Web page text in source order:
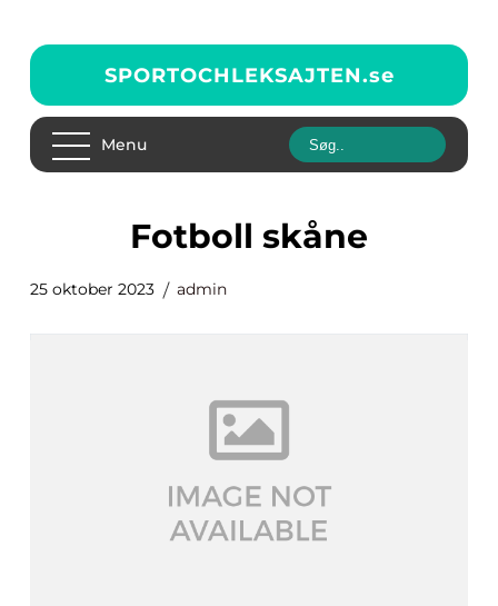
SPORTOCHLEKSAJTEN.se
Menu
fotboll skåne
25 oktober 2023 admin